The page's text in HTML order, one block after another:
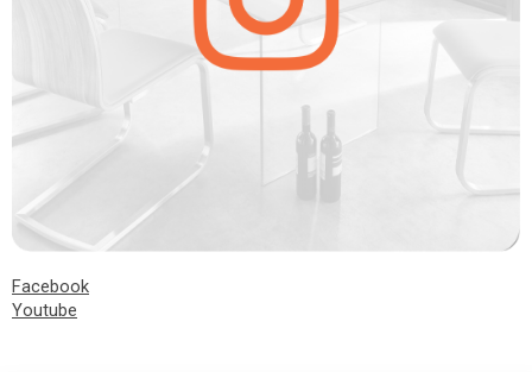
Facebook
Youtube